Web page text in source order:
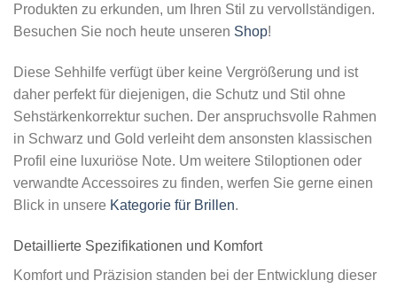
Produkten zu erkunden, um Ihren Stil zu vervollständigen.
Besuchen Sie noch heute unseren Shop!
Diese Sehhilfe verfügt über keine Vergrößerung und ist
daher perfekt für diejenigen, die Schutz und Stil ohne
Sehstärkenkorrektur suchen. Der anspruchsvolle Rahmen
in Schwarz und Gold verleiht dem ansonsten klassischen
Profil eine luxuriöse Note. Um weitere Stiloptionen oder
verwandte Accessoires zu finden, werfen Sie gerne einen
Blick in unsere Kategorie für Brillen.
Detaillierte Spezifikationen und Komfort
Komfort und Präzision standen bei der Entwicklung dieser